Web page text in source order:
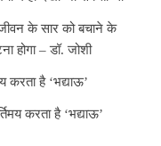
के सार को बचाने के
होगा – डॉ. जोशी
करता है ‘भद्याऊ’
करता है ‘भद्याऊ’